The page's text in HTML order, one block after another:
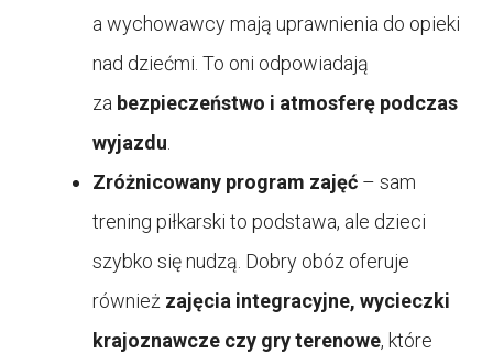
a wychowawcy mają uprawnienia do opieki
nad dziećmi. To oni odpowiadają
za bezpieczeństwo i atmosferę podczas
wyjazdu
Zróżnicowany program zajęć – sam
trening piłkarski to podstawa, ale dzieci
szybko się nudzą. Dobry obóz oferuje
również zajęcia integracyjne, wycieczki
krajoznawcze czy gry terenowe, które